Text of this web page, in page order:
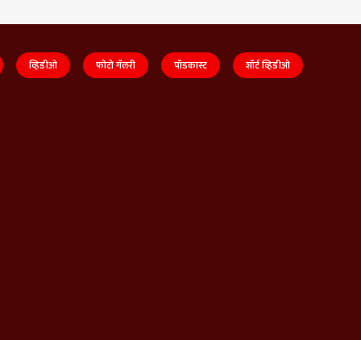
व्हिडीओ फोटो गॅलरी पॉडकास्ट शॉर्ट व्हिडीओ